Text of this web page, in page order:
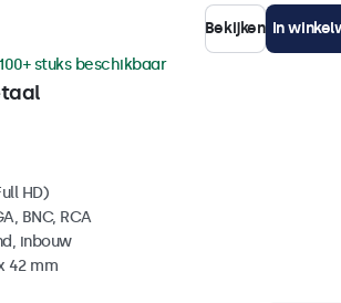
Bekijken In
100+ stuks beschikbaar
HD)
BNC, RCA
inbouw
42 mm